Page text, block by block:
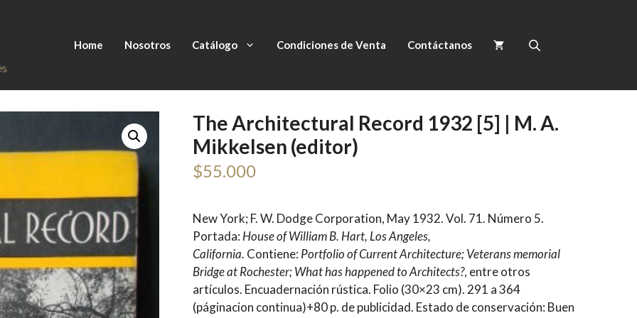
Home Nosotros Catálogo Condiciones de Venta Contáctanos
The Architectural Record 1932 [5] | M. A.
Mikkelsen (editor)
$55.000
New York; F. W. Dodge Corporation, May 1932. Vol. 71. Número 5.
Portada: House of William B. Hart, Los Angeles,
California. Contiene: Portfolio of Current Architecture; Veterans memorial
Bridge at Rochester; What has happened to Architects?, entre otros
artículos. Encuadernación rústica. Folio (30×23 cm). 291 a 364
(páginacion continua)+80 p. de publicidad. Estado de conservación: Buen